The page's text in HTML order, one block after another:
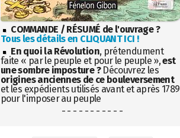
COMMANDE / RÉSUMÉ de l'ouvrage ?
Tous les détails en CLIQUANT ICI !
En quoi la Révolution, prétendument
faite « par le peuple et pour le peuple »,est
une sombre imposture ?Découvrez les
origines anciennes de ce bouleversement
et les expédients utilisés avant et après 1789
pour l'imposer au peuple
- - - - - - - - - - -